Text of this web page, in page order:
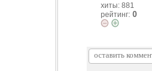
хиты: 881
рейтинг: 0